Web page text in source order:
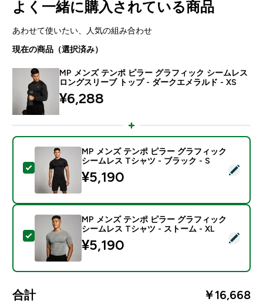
よく一緒に購入されている商品
あわせて使いたい、人気の組み合わせ
現在の商品（選択済み）
MP メンズ テンポ ピラー グラフィック シームレス
ロングスリーブ トップ - ダークエメラルド - XS
¥6,288‎
この商品を選択 - MP メンズ テンポ ピラー グラフィ
MP メンズ テンポ ピラー グラフィック
シームレス Tシャツ - ブラック - S
¥5,190‎
この商品を選択 - MP メンズ テンポ ピラー グラフィ
MP メンズ テンポ ピラー グラフィック
シームレス Tシャツ - ストーム - XL
¥5,190‎
合計 ￥16,668‎